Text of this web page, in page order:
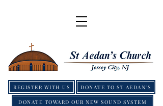
REGISTER WITH US DONATE TO ST AEDAN'S
DONATE TOWARD OUR NEW SOUND SYSTEM